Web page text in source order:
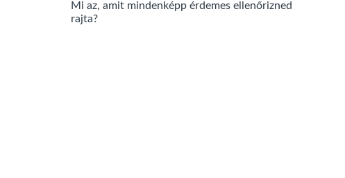
Mi az, amit mindenképp érdemes ellenőrizned
rajta?